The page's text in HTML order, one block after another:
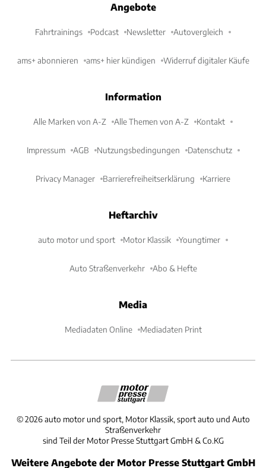
Angebote
Fahrtrainings Podcast Newsletter Autovergleich
ams+ abonnieren ams+ hier kündigen Widerruf digitaler Käufe
Information
Alle Marken von A-Z Alle Themen von A-Z Kontakt
Impressum AGB Nutzungsbedingungen Datenschutz
Privacy Manager Barrierefreiheitserklärung Karriere
Heftarchiv
auto motor und sport Motor Klassik Youngtimer
Auto Straßenverkehr Abo & Hefte
Media
Mediadaten Online Mediadaten Print
©2026 auto motor und sport, Motor Klassik, sport auto und Auto
Straßenverkehr
sind Teil der Motor Presse Stuttgart GmbH & Co.KG
Weitere Angebote der Motor Presse Stuttgart GmbH